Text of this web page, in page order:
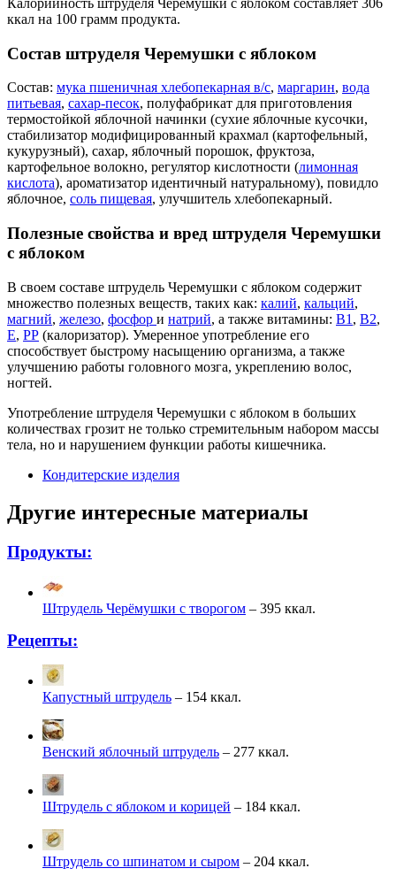
Калорийность штруделя Черемушки с яблоком составляет 306
ккал на 100 грамм продукта.
Состав штруделя Черемушки с яблоком
Состав: мука пшеничная хлебопекарная в/с, маргарин, вода
питьевая, сахар-песок, полуфабрикат для приготовления
термостойкой яблочной начинки (сухие яблочные кусочки,
cтабилизатор модифицированный крахмал (картофельный,
кукурузный), сахар, яблочный порошок, фруктоза,
картофельное волокно, регулятор кислотности (лимонная
кислота), ароматизатор идентичный натуральному), повидло
яблочное, соль пищевая, улучшитель хлебопекарный.
Полезные свойства и вред штруделя Черемушки
с яблоком
В своем составе штрудель Черемушки с яблоком содержит
множество полезных веществ, таких как: калий, кальций,
магний, железо, фосфор и натрий, а также витамины: В1 , В2,
Е, РР (калоризатор). Умеренное употребление его
способствует быстрому насыщению организма, а также
улучшению работы головного мозга, укреплению волос,
ногтей.
Употребление штруделя Черемушки с яблоком в больших
количествах грозит не только стремительным набором массы
тела, но и нарушением функции работы кишечника.
Кондитерские изделия
Другие интересные материалы
Продукты:
Штрудель Черёмушки с творогом – 395 ккал.
Рецепты:
Капустный штрудель – 154 ккал.
Венский яблочный штрудель – 277 ккал.
Штрудель с яблоком и корицей – 184 ккал.
Штрудель со шпинатом и сыром – 204 ккал.